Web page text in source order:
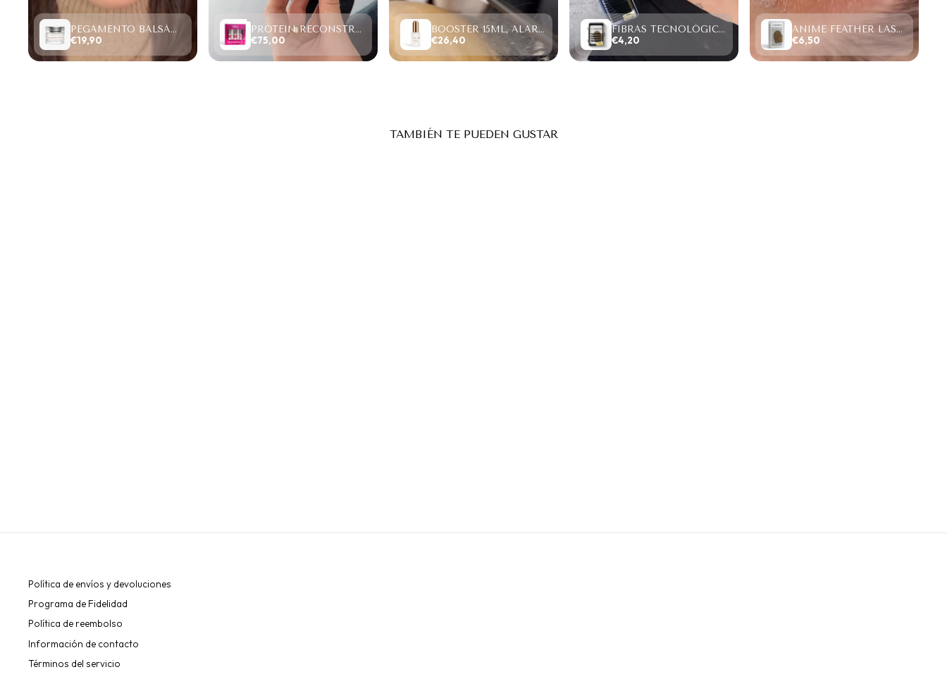
PEGAMENTO BALSÁMICO CLEAR LASH 15ML
€19,90
PROTEIN RECONSTRUCTION SYSTEM, LIFTING Y LAMINADO (2-6 MINUTOS)
€75,00
BOOSTER 15ML, ALARGA RETENCIÓN/ACELERA SECADO.
€26,40
FIBRAS TECNOLÓGICAS “TOP PESTAÑAS” W LASHES 4D,SAMPLE SIZE (4 FILAS)
€4,20
ANIME FEATHER LASHES PREMADE FANS (12 FILAS).
€6,50
TAMBIÉN TE PUEDEN GUSTAR
Política de envíos y devoluciones
Programa de Fidelidad
Política de reembolso
Información de contacto
Términos del servicio